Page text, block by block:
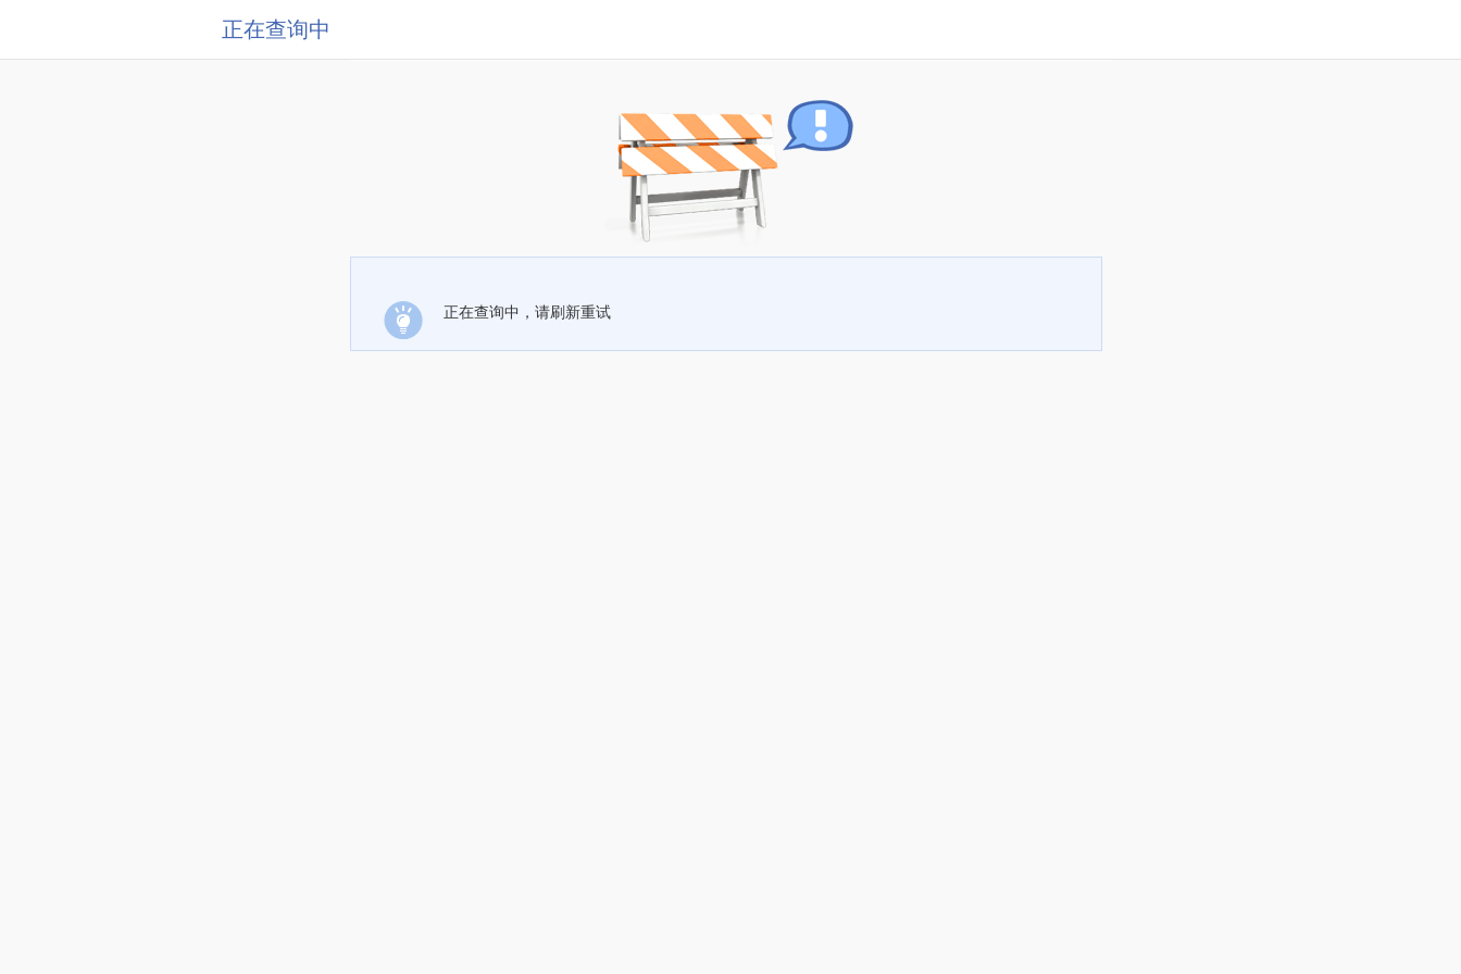
正在查询中
正在查询中，请刷新重试